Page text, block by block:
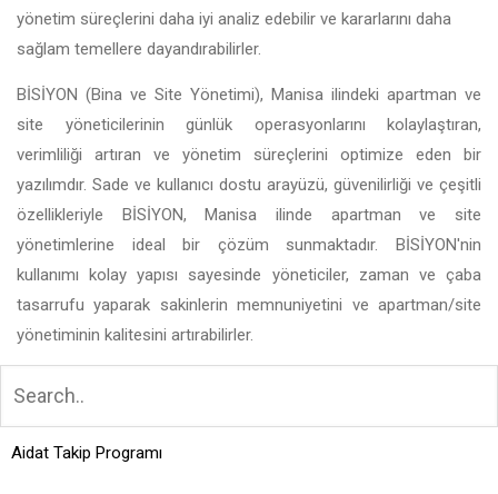
yönetim süreçlerini daha iyi analiz edebilir ve kararlarını daha
sağlam temellere dayandırabilirler.
BİSİYON (Bina ve Site Yönetimi), Manisa ilindeki apartman ve
site yöneticilerinin günlük operasyonlarını kolaylaştıran,
verimliliği artıran ve yönetim süreçlerini optimize eden bir
yazılımdır. Sade ve kullanıcı dostu arayüzü, güvenilirliği ve çeşitli
özellikleriyle BİSİYON, Manisa ilinde apartman ve site
yönetimlerine ideal bir çözüm sunmaktadır. BİSİYON'nin
kullanımı kolay yapısı sayesinde yöneticiler, zaman ve çaba
tasarrufu yaparak sakinlerin memnuniyetini ve apartman/site
yönetiminin kalitesini artırabilirler.
Aidat Takip Programı